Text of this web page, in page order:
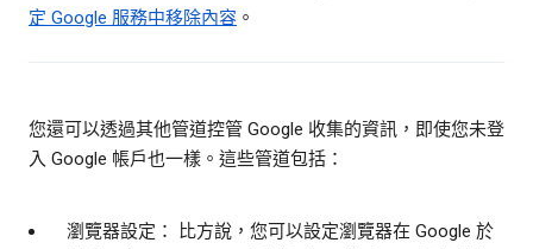
定 Google 服務中移除內容 。
您還可以透過其他管道控管 Google 收集的資訊，即使您未登
入 Google 帳戶也一樣。這些管道包括：
瀏覽器設定： 比方說，您可以設定瀏覽器在 Google 於